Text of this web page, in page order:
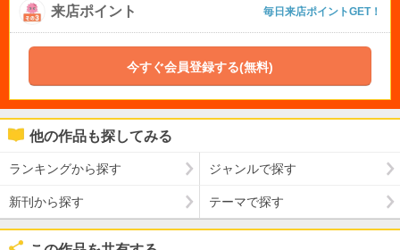
来店ポイント 毎日来店ポイントGET！
今すぐ会員登録する(無料)
他の作品も探してみる
ランキングから探す ジャンルで探す
新刊から探す テーマで探す